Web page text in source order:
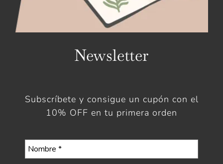
Newsletter
Subscríbete y consigue un cupón con el
10% OFF en tu primera orden